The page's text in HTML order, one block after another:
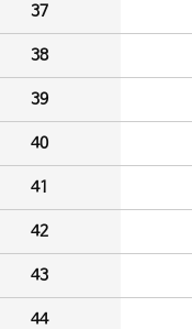
37
38
39
40
41
42
43
44